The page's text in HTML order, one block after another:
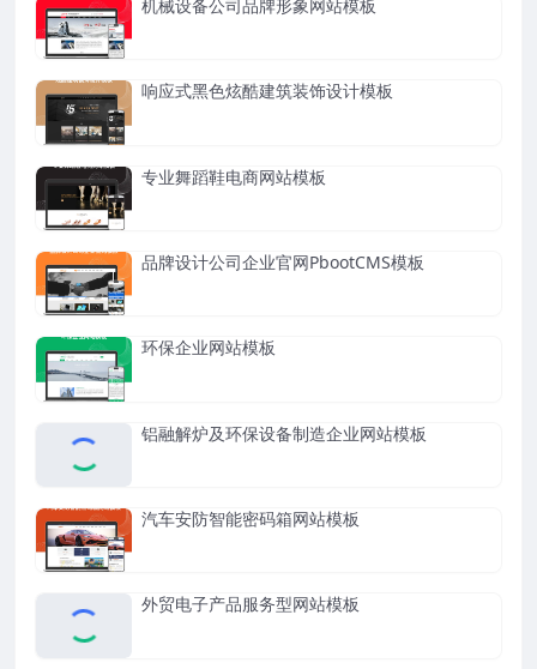
机械设备公司品牌形象网站模板
响应式黑色炫酷建筑装饰设计模板
专业舞蹈鞋电商网站模板
品牌设计公司企业官网PbootCMS模板
环保企业网站模板
铝融解炉及环保设备制造企业网站模板
汽车安防智能密码箱网站模板
外贸电子产品服务型网站模板